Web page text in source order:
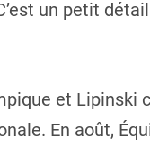
un petit
et Lipinski
En août,